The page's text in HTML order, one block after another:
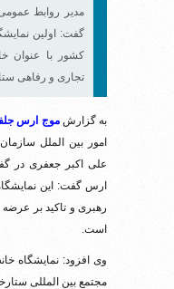
مدیر روابط
گفت: اولین
کشور با عنوان
تجاری و رفاهی
به گزارشموج ارس
امور بین الملل
علی اکبر جعفری در
ارس گفت: این
رهبری و تاکید بر
است.
وی افزود: نمایشگاه